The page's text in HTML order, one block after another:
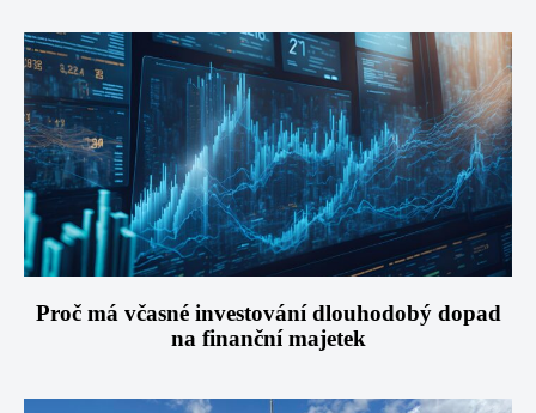
Proč má včasné investování dlouhodobý dopad
na finanční majetek